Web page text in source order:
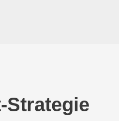
Strategie